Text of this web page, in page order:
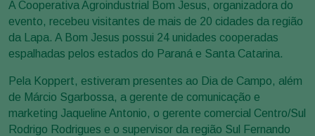
A Cooperativa Agroindustrial Bom Jesus, organizadora do
evento, recebeu visitantes de mais de 20 cidades da região
da Lapa. A Bom Jesus possui 24 unidades cooperadas
espalhadas pelos estados do Paraná e Santa Catarina.
Pela Koppert, estiveram presentes ao Dia de Campo, além
de Márcio Sgarbossa, a gerente de comunicação e
marketing Jaqueline Antonio, o gerente comercial Centro/Sul
Rodrigo Rodrigues e o supervisor da região Sul Fernando